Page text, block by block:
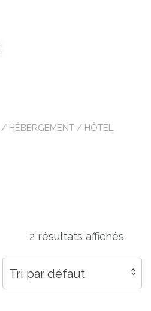
/ HÉBERGEMENT / HÔTEL
2 résultats affichés
Tri par défaut